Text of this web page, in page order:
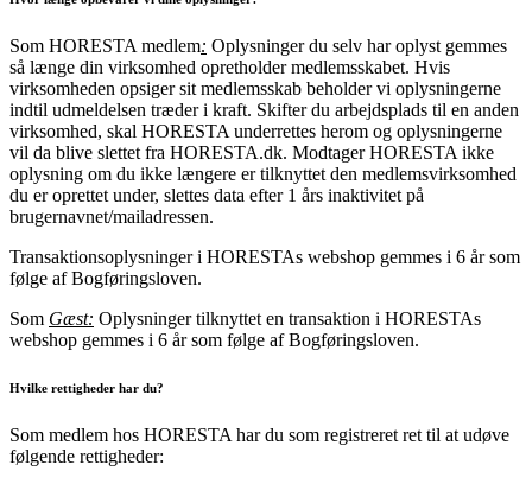
Som HORESTA medlem: Oplysninger du selv har oplyst gemmes
så længe din virksomhed opretholder medlemsskabet. Hvis
virksomheden opsiger sit medlemsskab beholder vi oplysningerne
indtil udmeldelsen træder i kraft. Skifter du arbejdsplads til en anden
virksomhed, skal HORESTA underrettes herom og oplysningerne
vil da blive slettet fra HORESTA.dk. Modtager HORESTA ikke
oplysning om du ikke længere er tilknyttet den medlemsvirksomhed
du er oprettet under, slettes data efter 1 års inaktivitet på
brugernavnet/mailadressen.
Transaktionsoplysninger i HORESTAs webshop gemmes i 6 år som
følge af Bogføringsloven.
Som Gæst: Oplysninger tilknyttet en transaktion i HORESTAs
webshop gemmes i 6 år som følge af Bogføringsloven.
Hvilke rettigheder har du?
Som medlem hos HORESTA har du som registreret ret til at udøve
følgende rettigheder: